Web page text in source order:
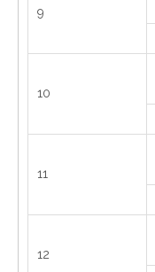
9
10
11
12